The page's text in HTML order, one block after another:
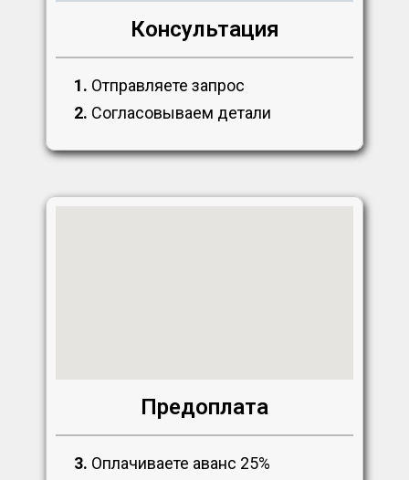
Консультация
1. Отправляете запрос
2. Согласовываем детали
Предоплата
3. Оплачиваете аванс 25%